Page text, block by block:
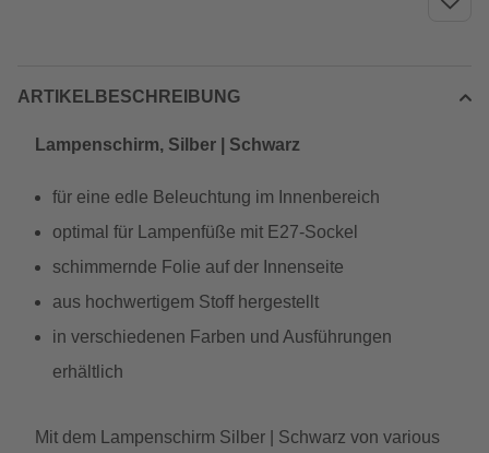
ARTIKELBESCHREIBUNG
Lampenschirm, Silber | Schwarz
für eine edle Beleuchtung im Innenbereich
optimal für Lampenfüße mit E27-Sockel
schimmernde Folie auf der Innenseite
aus hochwertigem Stoff hergestellt
in verschiedenen Farben und Ausführungen
erhältlich
Mit dem Lampenschirm Silber | Schwarz von various